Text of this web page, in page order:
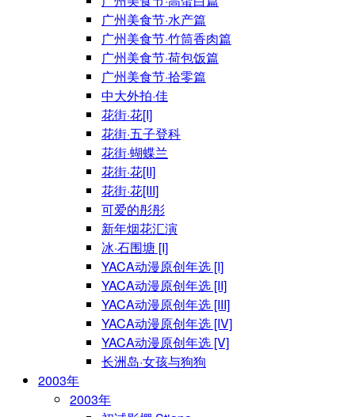
广州美食节·水产篇
广州美食节·竹筒香肉篇
广州美食节·荷包饭篇
广州美食节·拾零篇
中大外拍·佳
花街·花[I]
花街·五子登科
花街·蝴蝶兰
花街·花[II]
花街·花[III]
可爱的彤彤
新年烟花汇演
冰·石围塘 [I]
YACA动漫原创年选 [I]
YACA动漫原创年选 [II]
YACA动漫原创年选 [III]
YACA动漫原创年选 [IV]
YACA动漫原创年选 [V]
长洲岛·女孩与狗狗
2003年
2003年